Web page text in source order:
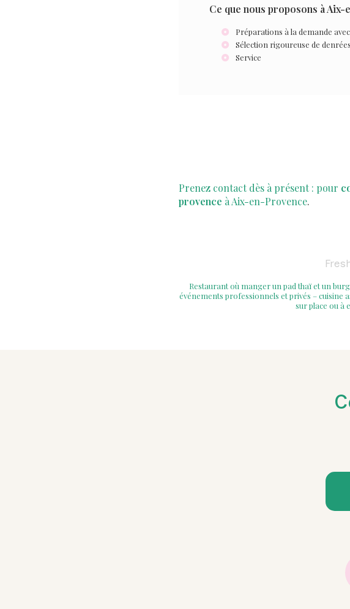
Ce que nous proposons à
Préparations à la demande
Sélection rigoureuse de
Service
Prenez contact dès à présent : pour
provence à Aix-en-Provence.
Restaurant où manger un pad thaï et un
événements professionnels et privés – cuisine
sur place ou à